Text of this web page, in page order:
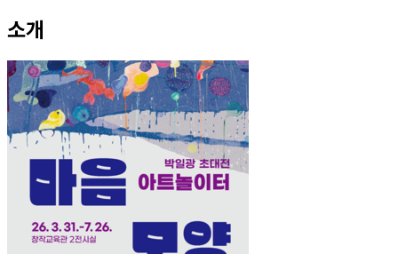
소개